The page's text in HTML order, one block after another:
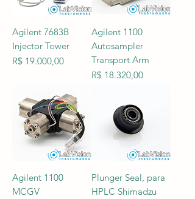
Agilent 7683B
Injector Tower
Preço
R$ 19.000,00
Agilent 1100
Autosampler
Transport Arm
Preço
R$ 18.320,00
Agilent 1100
MCGV
Plunger Seal, para
HPLC Shimadzu